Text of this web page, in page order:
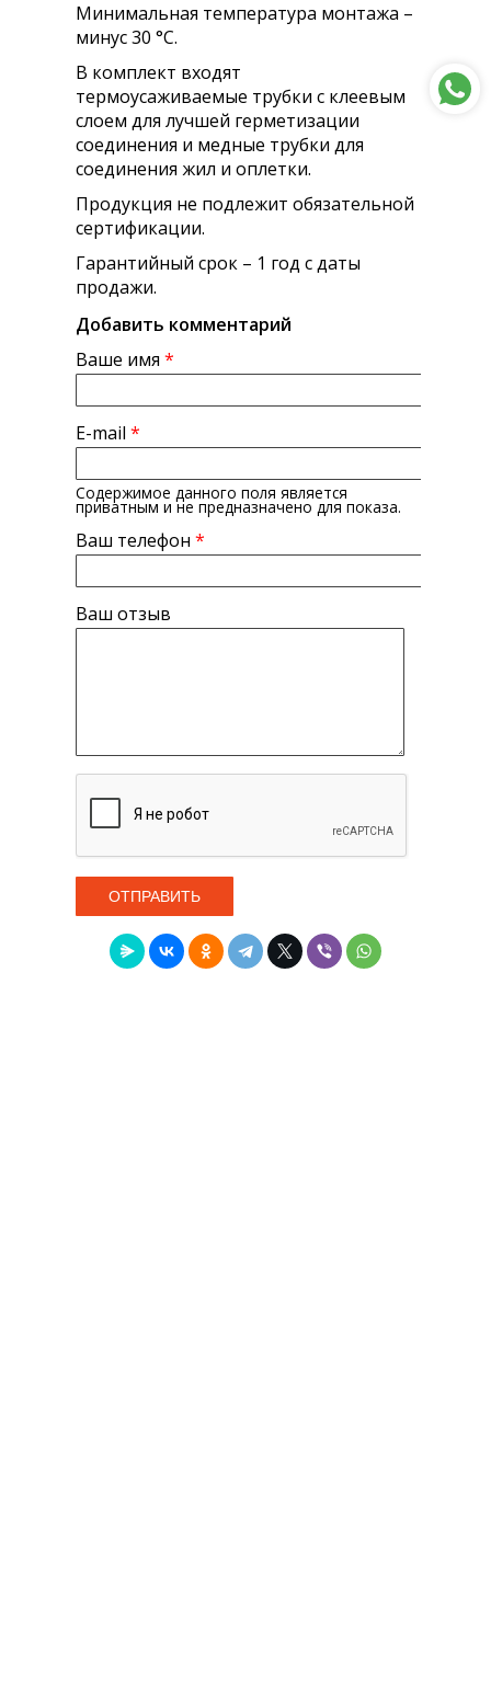
Минимальная температура монтажа –
минус 30 °С.
В комплект входят
термоусаживаемые трубки с клеевым
слоем для лучшей герметизации
соединения и медные трубки для
соединения жил и оплетки.
Продукция не подлежит обязательной
сертификации.
Гарантийный срок – 1 год с даты
продажи.
Добавить комментарий
Ваше имя *
E-mail *
Содержимое данного поля является
приватным и не предназначено для показа.
Ваш телефон *
Ваш отзыв